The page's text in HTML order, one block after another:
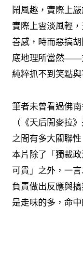
鬧風趣，實際上
實際上雲淡風輕
善感，時而惡搞
底地理所當然——
純粹抓不到笑點
筆者未曾看過佛
（《天后開麥拉
之間有多大關聯
本片除了「獨裁
可貴」之外，一
負責做出反應與
是走味的多，命中